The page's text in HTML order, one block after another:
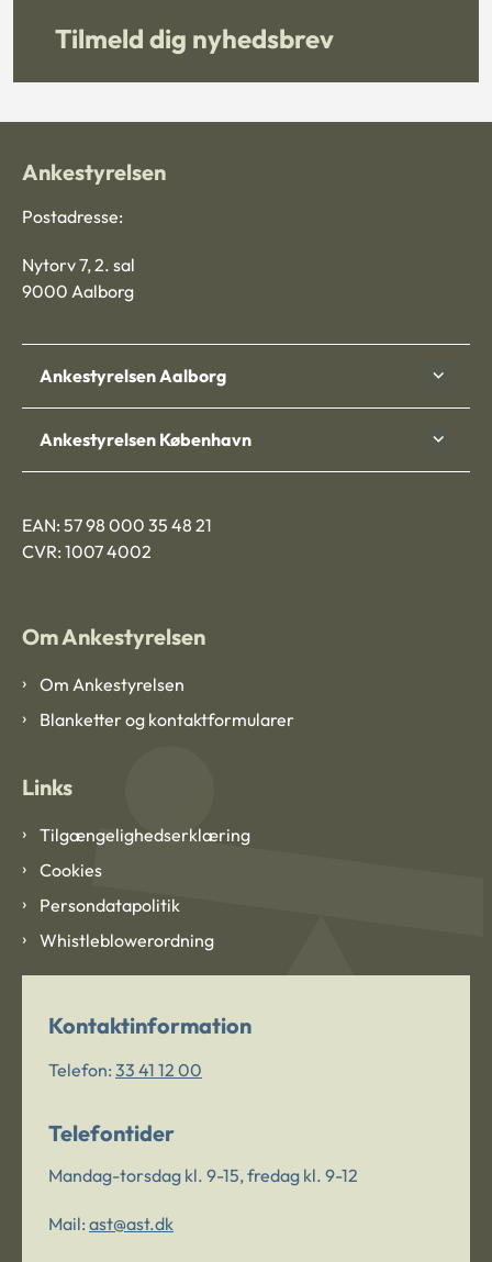
Tilmeld dig nyhedsbrev
Ankestyrelsen
Postadresse:
Nytorv 7, 2. sal
9000 Aalborg
Ankestyrelsen Aalborg
Ankestyrelsen København
EAN: 57 98 000 35 48 21
CVR: 1007 4002
Om Ankestyrelsen
Om Ankestyrelsen
Blanketter og kontaktformularer
Links
Tilgængelighedserklæring
Cookies
Persondatapolitik
Whistleblowerordning
Kontaktinformation
Telefon: 33 41 12 00
Telefontider
Mandag-torsdag kl. 9-15, fredag kl. 9-12
Mail: ast@ast.dk